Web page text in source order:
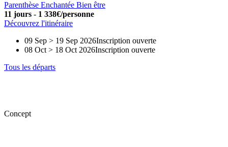
Parenthèse Enchantée Bien être
11 jours - 1 338€/personne
Découvrez l'itinéraire
09 Sep > 19 Sep 2026Inscription ouverte
08 Oct > 18 Oct 2026Inscription ouverte
Tous les départs
Concept